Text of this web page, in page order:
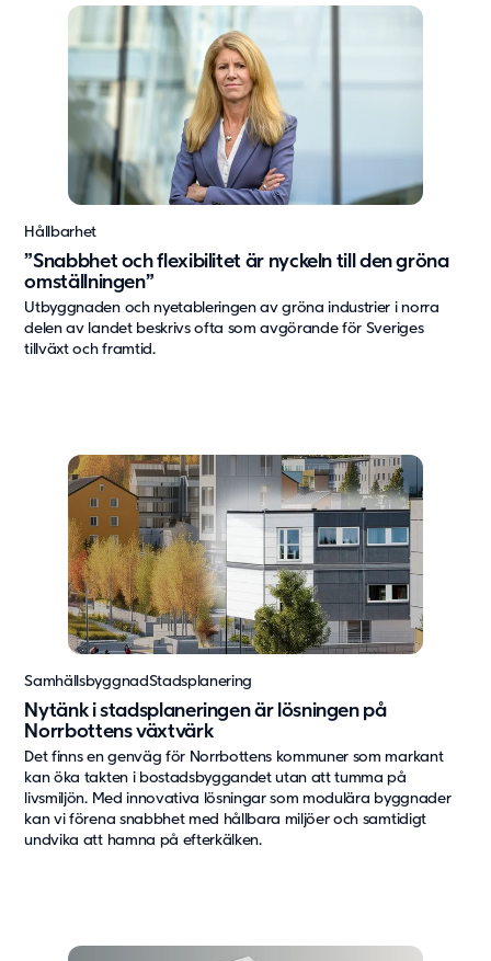
Säkerhet & försvar
Att hyra
Fördelar med moduler
Hyresprocessen
Upphandling
Point/A
Tillval
Hållbarhetsrapportering
Om oss
Om Adapteo
Kontakt
Press & Media
Karriär
Service & Support
Kunskapsbanken
Det senaste från Adapteo
Kundreferenser
Nyheter
”Snabbhet och flexibilitet är nyckeln till den gröna
omställningen”
Hållbarhet
Utbyggnaden och nyetableringen av gröna industrier i norra
delen av landet beskrivs ofta som avgörande för Sveriges
tillväxt och framtid.
Nytänk i stadsplaneringen är lösningen på
Norrbottens växtvärk
SamhällsbyggnadStadsplanering
Det finns en genväg för Norrbottens kommuner som markant
kan öka takten i bostadsbyggandet utan att tumma på
livsmiljön. Med innovativa lösningar som modulära byggnader
kan vi förena snabbhet med hållbara miljöer och samtidigt
undvika att hamna på efterkälken.